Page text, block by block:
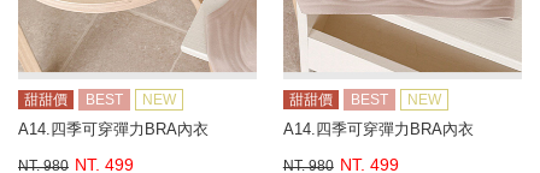
甜甜價 BEST NEW
A14.四季可穿彈力BRA內衣
NT. 980 NT. 499
甜甜價 BEST NEW
A14.四季可穿彈力BRA內衣
NT. 980 NT. 499